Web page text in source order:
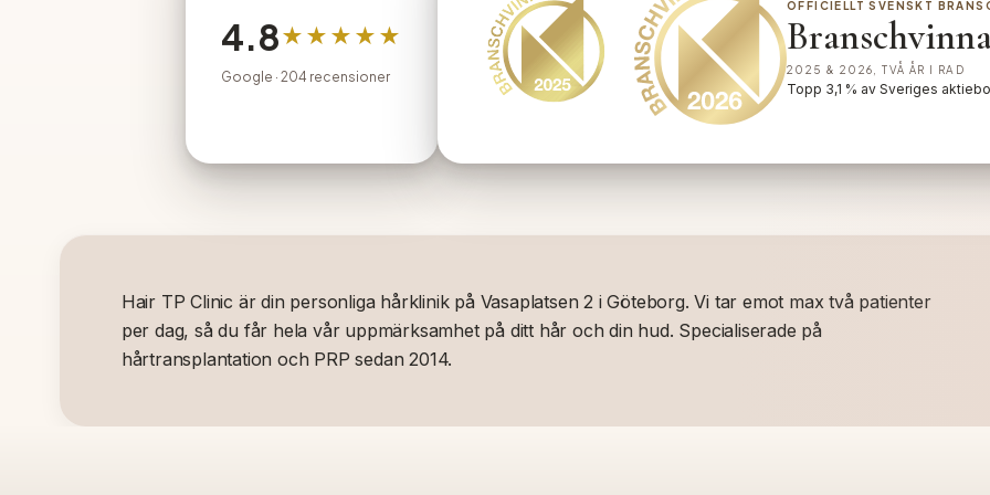
4.8★★★★★
Google · 204 recensioner
OFFICIELLT SVENSKT
2025 & 2026, TVÅ ÅR I RAD
Topp 3,1 % av Sveriges
Hair TP Clinic är din personliga hårklinik på Vasaplatsen 2 i Göteborg. Vi tar emot max två patienter
per dag, så du får hela vår uppmärksamhet på ditt hår och din hud. Specialiserade på
hårtransplantation och PRP sedan 2014.